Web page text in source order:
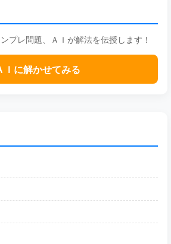
プレ問題、ＡＩが解法を伝授します！
Ｉに解かせてみる